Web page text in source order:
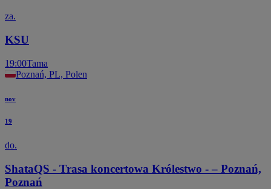
za.
KSU
19:00Tama
Poznań, PL, Polen
nov
19
do.
ShataQS - Trasa koncertowa Królestwo - – Poznań,
Poznań